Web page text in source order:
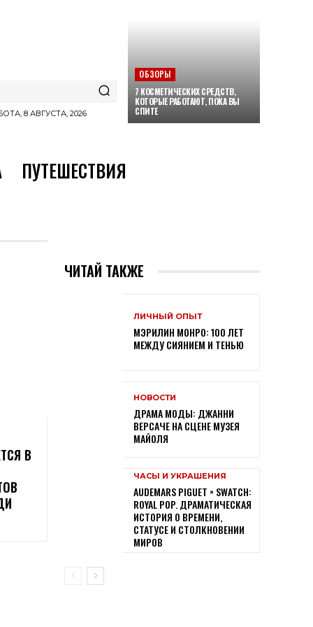
8 АВГУСТА, 2026
ОБЗОРЫ
7 КОСМЕТИЧЕСКИХ СРЕДСТВ,
КОТОРЫЕ РАБОТАЮТ, ПОКА ВЫ
СПИТЕ
ПУТЕШЕСТВИЯ
В
ЧИТАЙ ТАКЖЕ
ЛИЧНЫЙ ОПЫТ
МЭРИЛИН МОНРО: 100 ЛЕТ
МЕЖДУ СИЯНИЕМ И ТЕНЬЮ
НОВОСТИ
ДРАМА МОДЫ: ДЖАННИ
ВЕРСАЧЕ НА СЦЕНЕ МУЗЕЯ
МАЙОЛЯ
ЧАСЫ И УКРАШЕНИЯ
AUDEMARS PIGUET × SWATCH:
ROYAL POP. ДРАМАТИЧЕСКАЯ
ИСТОРИЯ О ВРЕМЕНИ,
СТАТУСЕ И СТОЛКНОВЕНИИ
МИРОВ